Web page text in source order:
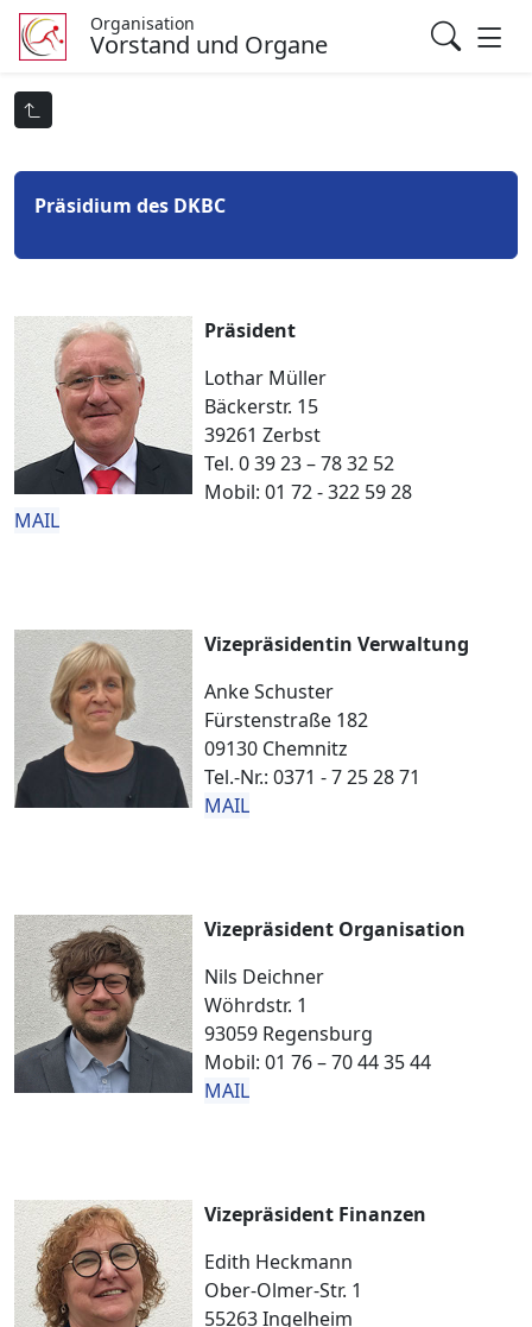
Organisation
Vorstand und Organe
Präsidium des DKBC
Präsident
Lothar Müller
Bäckerstr. 15
39261 Zerbst
Tel. 0 39 23 – 78 32 52
Mobil: 01 72 - 322 59 28
MAIL
Vizepräsidentin Verwaltung
Anke Schuster
Fürstenstraße 182
09130 Chemnitz
Tel.-Nr.: 0371 - 7 25 28 71
MAIL
Vizepräsident Organisation
Nils Deichner
Wöhrdstr. 1
93059 Regensburg
Mobil: 01 76 – 70 44 35 44
MAIL
Vizepräsident Finanzen
Edith Heckmann
Ober-Olmer-Str. 1
55263 Ingelheim